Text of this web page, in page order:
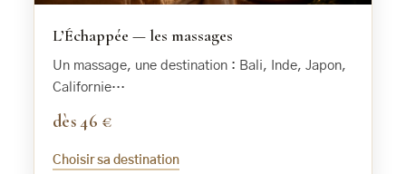
L’Échappée — les massages
Un massage, une destination : Bali, Inde, Japon,
Californie…
dès 46 €
Choisir sa destination